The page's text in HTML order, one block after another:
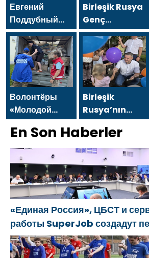
Евгений
Поддубный
поблагодарил
добровольцев
Белгородской
области за
мужество в
спасении
пострадавших
от обстрелов
Birleşik Rusya
Genç
gönüllüler,
Belgorod
sakinlerine
yangın
söndürücüler
ve
jeneratörler
konusunda
yardımcı
olacak
Волонтёры
«Молодой
Гвардии
Единой
России»
ликвидируют
последствия
паводков на
Урале и
Дальнем
Востоке
Birleşik
Rusya’nın
girişimiyle
Yoshkar-
Ola’da bir aile
festivali
düzenlendi
En Son Haberler
«Единая Россия», ЦБСТ и
работы SuperJob создадут
специализированную
трудоустройства ветеранов